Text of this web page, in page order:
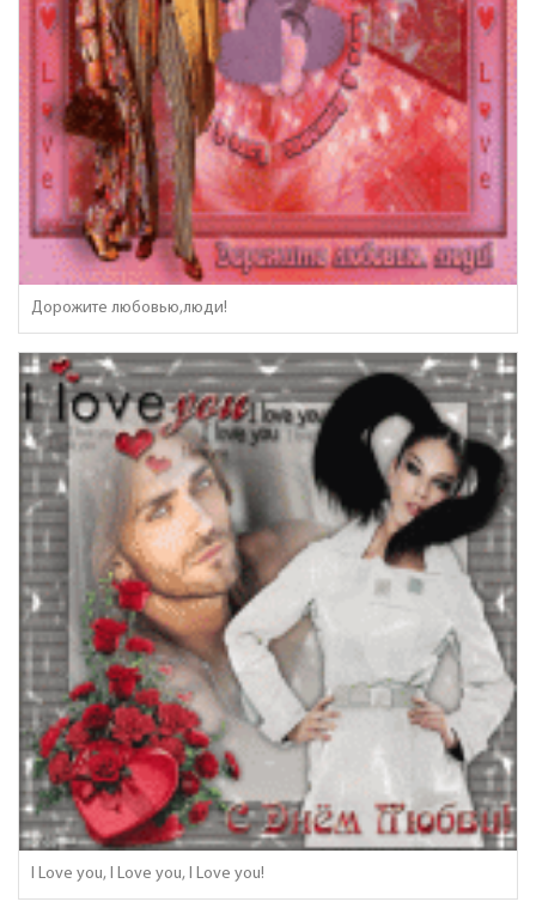
Дорожите любовью,люди!
I Love you, I Love you, I Love you!